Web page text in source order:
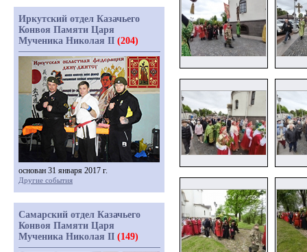
Иркутский отдел Казачьего
Конвоя Памяти Царя
Мученика Николая II (204)
основан 31 января 2017 г.
Другие события
Самарский отдел Казачьего
Конвоя Памяти Царя
Мученика Николая II (149)